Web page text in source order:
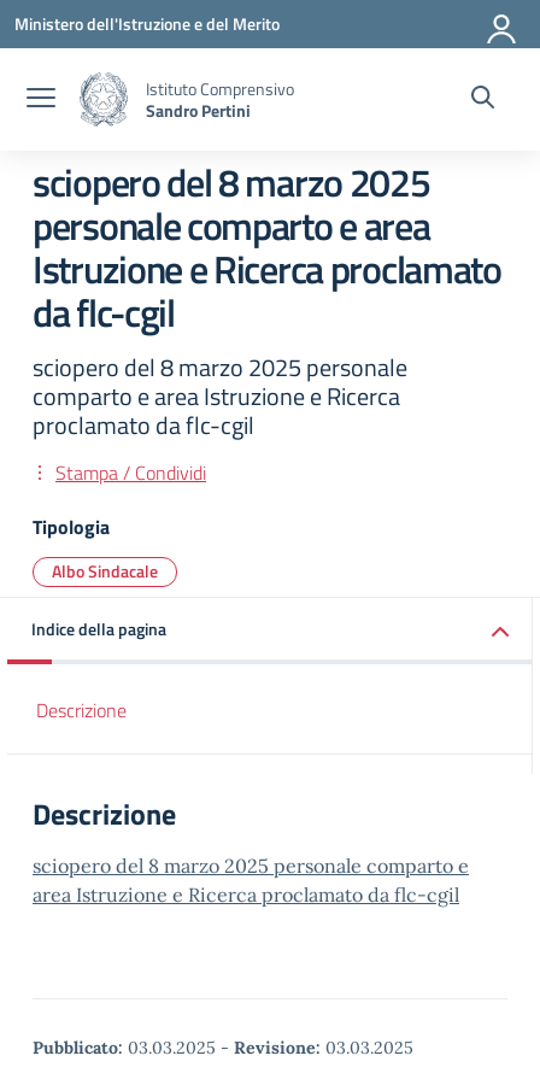
Vai ai contenuti
Vai al menu di navigazione
Vai al footer
Ministero dell'Istruzione e del Merito
Istituto Comprensivo
Sandro Pertini
sciopero del 8 marzo 2025
personale comparto e area
Istruzione e Ricerca proclamato
da flc-cgil
sciopero del 8 marzo 2025 personale
comparto e area Istruzione e Ricerca
proclamato da flc-cgil
Stampa / Condividi
Tipologia
Albo Sindacale
Indice della pagina
Descrizione
Descrizione
sciopero del 8 marzo 2025 personale comparto e
area Istruzione e Ricerca proclamato da flc-cgil
Pubblicato: 03.03.2025 - Revisione: 03.03.2025